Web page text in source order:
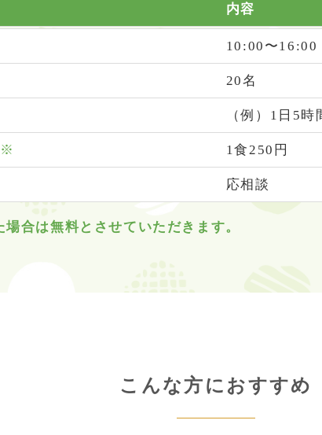
内容
10:00〜16:00
20名
（例） 1日5時
※ 1食250円
応相談
合は無料とさせていただきます。
こんな方におすすめ